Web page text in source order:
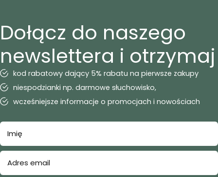
Dołącz do naszego
newslettera i otrzymaj
kod rabatowy dający 5% rabatu na pierwsze zakupy
niespodzianki np. darmowe słuchowisko,
wcześniejsze informacje o promocjach i nowościach